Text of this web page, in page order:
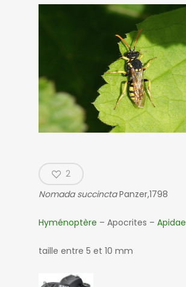
2
Nomada succinctaPanzer,1798
Hyménoptère – Apocrites – Apidae
taille entre 5 et 10 mm